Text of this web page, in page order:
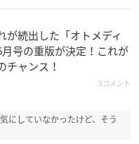
が続出した「オトメディ
号の重版が決定！これが
チャンス！
5コメント
にしていなかったけど、そう